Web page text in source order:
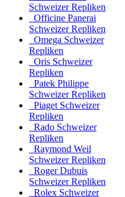
Schweizer Repliken
Officine Panerai
Schweizer Repliken
Omega Schweizer
Repliken
Oris Schweizer
Repliken
Patek Philippe
Schweizer Repliken
Piaget Schweizer
Repliken
Rado Schweizer
Repliken
Raymond Weil
Schweizer Repliken
Roger Dubuis
Schweizer Repliken
Rolex Schweizer